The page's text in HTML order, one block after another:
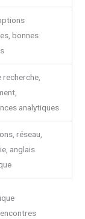
bonnes
analytiques
réseau,
anglais